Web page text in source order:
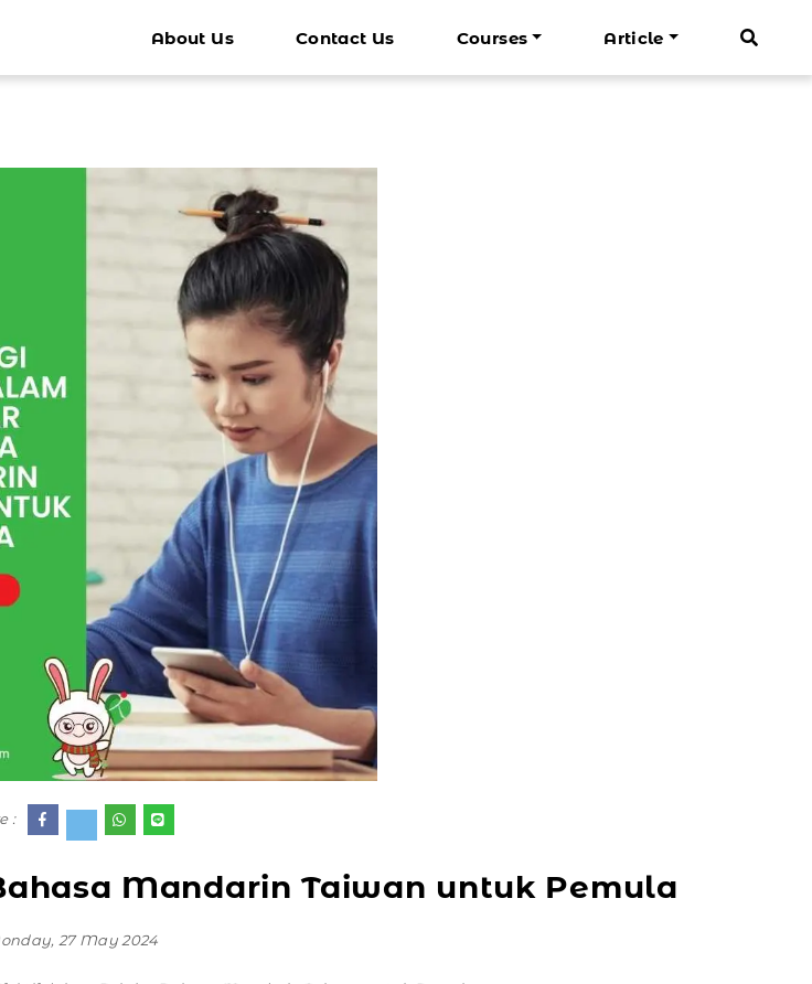
About Us Contact Us Courses
Mandarin Sehari-hari
Kursus Mandarin Dewasa
Kursus Mandarin Bisnis Basic
Percakapan Basic
Persiapan Liburan
Article
:
Mandarin Taiwan untuk Pemula
27 May 2024